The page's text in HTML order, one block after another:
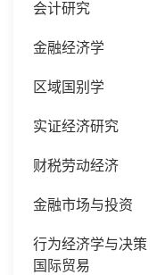
会计研究
金融经济学
区域国别学
实证经济研究
财税劳动经济
金融市场与投资
行为经济学与决策
国际贸易